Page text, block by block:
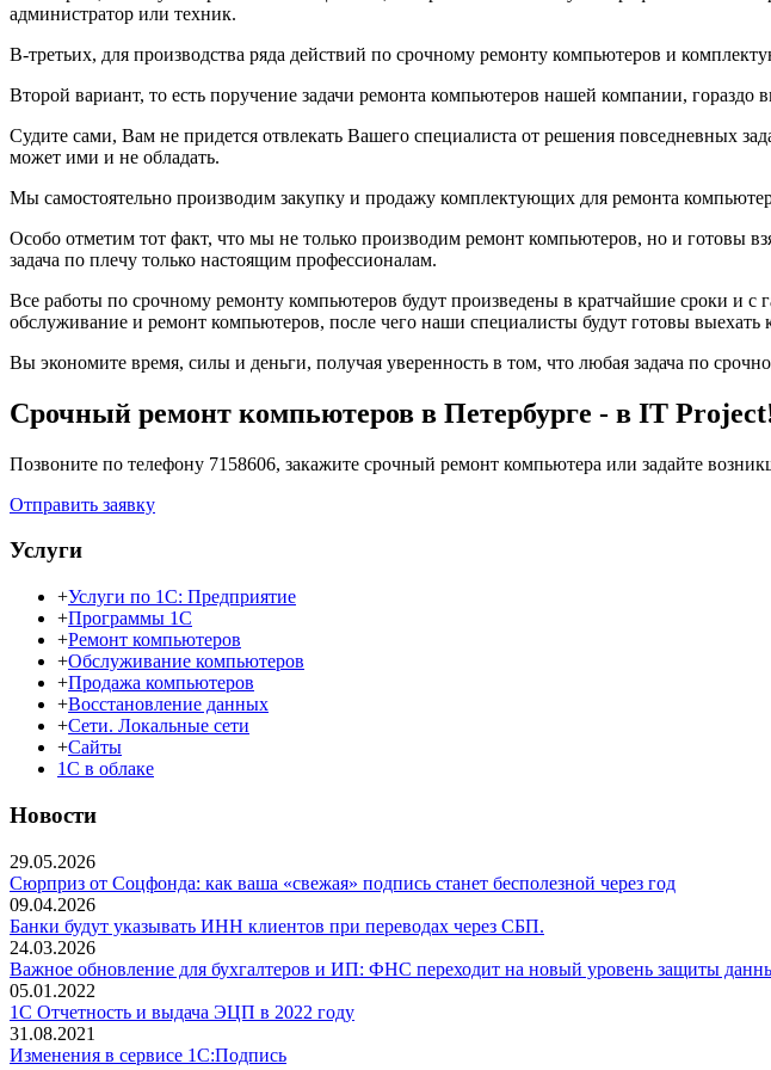
администратор или техник.
В-третьих, для производства ряда действий по срочному ремонту компьютеров и
Второй вариант, то есть поручение задачи ремонта компьютеров нашей компании, гораздо
Судите сами, Вам не придется отвлекать Вашего специалиста от решения повседневных
может ими и не обладать.
Мы самостоятельно производим закупку и продажу комплектующих для ремонта
Особо отметим тот факт, что мы не только производим ремонт компьютеров, но и готовы
задача по плечу только настоящим профессионалам.
Все работы по срочному ремонту компьютеров будут произведены в кратчайшие сроки и
обслуживание и ремонт компьютеров, после чего наши специалисты будут готовы
Вы экономите время, силы и деньги, получая уверенность в том, что любая задача по
Срочный ремонт компьютеров в Петербурге - в IT
Позвоните по телефону 7158606, закажите срочный ремонт компьютера или задайте
Отправить заявку
Услуги
+Услуги по 1С: Предприятие
+Программы 1С
+Ремонт компьютеров
+Обслуживание компьютеров
+Продажа компьютеров
+Восстановление данных
+Сети. Локальные сети
+Сайты
1С в облаке
Новости
29.05.2026
Сюрприз от Соцфонда: как ваша «свежая» подпись станет бесполезной через год
09.04.2026
Банки будут указывать ИНН клиентов при переводах через СБП.
24.03.2026
Важное обновление для бухгалтеров и ИП: ФНС переходит на новый уровень защиты
05.01.2022
1С Отчетность и выдача ЭЦП в 2022 году
31.08.2021
Изменения в сервисе 1C:Подпись